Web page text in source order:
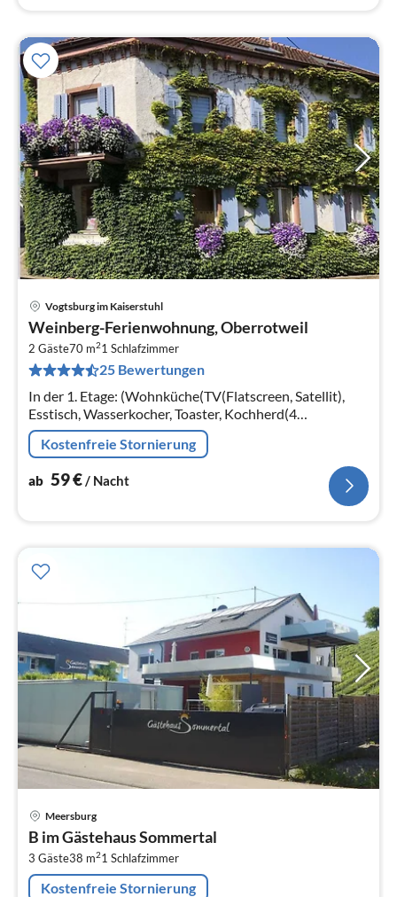
Vogtsburg im Kaiserstuhl
Weinberg-Ferienwohnung, Oberrotweil
2 Gäste70 m21 Schlafzimmer
25 Bewertungen
In der 1. Etage: (Wohnküche(TV(Flatscreen, Satellit),
Esstisch, Wasserkocher, Toaster, Kochherd(4
Kochplatten, Ceranfeld), Dunstabzugshaube,
Kaffeemaschine(Filter)
Kostenfreie Stornierung
ab 59€ / Nacht
Meersburg
B im Gästehaus Sommertal
3 Gäste38 m21 Schlafzimmer
Kostenfreie Stornierung